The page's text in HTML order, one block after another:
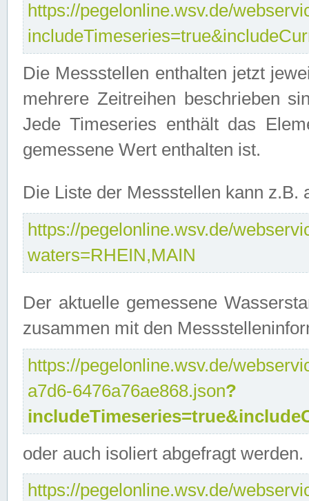
https://pegelonline.wsv.de/
Die Messstellen enthalten jetzt
mehrere Zeitreihen beschrieben
Jede Timeseries enthält das
gemessene Wert enthalten ist.
Die Liste der Messstellen kann
https://pegelonline.wsv.de/
waters=RHEIN,MAIN
Der aktuelle gemessene
zusammen mit den
https://pegelonline.wsv.de/
a7d6-6476a76ae868.json?
oder auch isoliert abgefragt werden.
https://pegelonline.wsv.de/